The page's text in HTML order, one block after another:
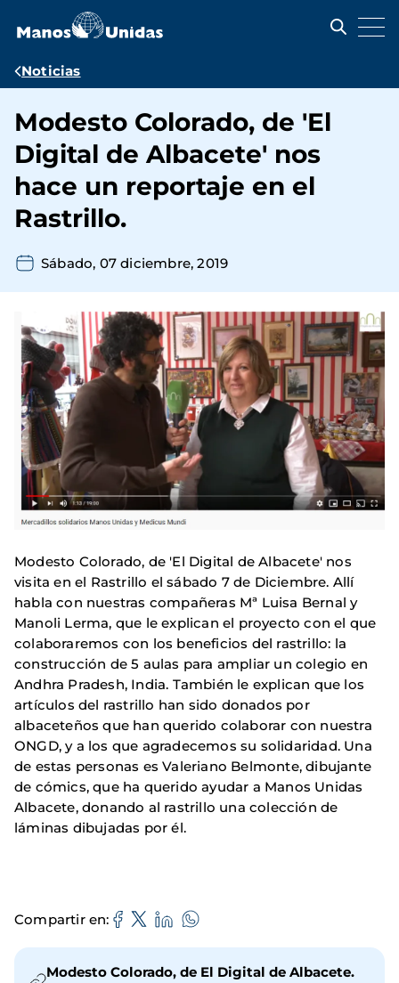
contenido
Ruta
navegación
Noticias
Modesto Colorado, de 'El
Digital de Albacete' nos
hace un reportaje en el
Rastrillo.
Sábado, 07 diciembre, 2019
Modesto Colorado, de 'El Digital de Albacete' nos
visita en el Rastrillo el sábado 7 de Diciembre. Allí
habla con nuestras compañeras Mª Luisa Bernal y
Manoli Lerma, que le explican el proyecto con el que
colaboraremos con los beneficios del rastrillo: la
construcción de 5 aulas para ampliar un colegio en
Andhra Pradesh, India. También le explican que los
artículos del rastrillo han sido donados por
albaceteños que han querido colaborar con nuestra
ONGD, y a los que agradecemos su solidaridad. Una
de estas personas es Valeriano Belmonte, dibujante
de cómics, que ha querido ayudar a Manos Unidas
Albacete, donando al rastrillo una colección de
láminas dibujadas por él.
Compartir en
Modesto Colorado, de El Digital de Albacete.